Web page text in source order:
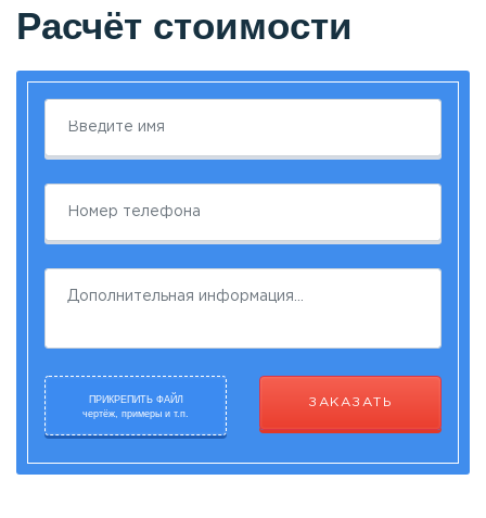
Расчёт стоимости
ПРИКРЕПИТЬ ФАЙЛ
чертёж, примеры и т.п.
ЗАКАЗАТЬ